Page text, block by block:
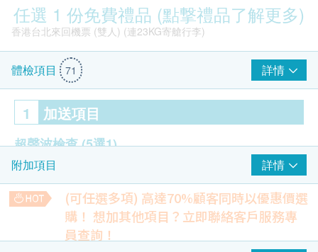
任選 1 份免費禮品 (點撃禮品了解更多)
香港台北來回機票 (雙人) (連23KG寄艙行李)
德國寶 Ultra Slim負離子速乾風筒 (建議零售價 $1,280)
體檢項目 71 詳情
1 加送項目
超聲波檢查(5選1)
前列腺
甲狀腺
乳房
盤腔 (子宮/卵巢/膀胱)
頸動脈
附加項目 詳情
(可任選多項) 高達70%顧客同時以優惠價選
購！ 想加其他項目？立即聯絡客戶服務專
員查詢！